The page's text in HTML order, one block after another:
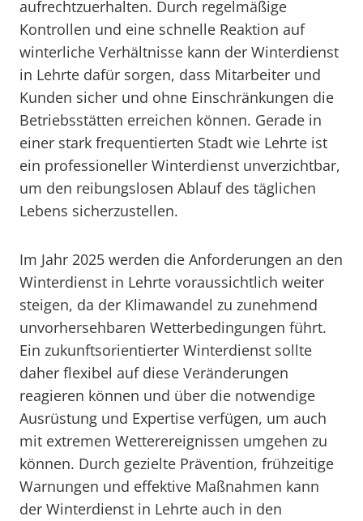
aufrechtzuerhalten. Durch regelmäßige
Kontrollen und eine schnelle Reaktion auf
winterliche Verhältnisse kann der Winterdienst
in Lehrte dafür sorgen, dass Mitarbeiter und
Kunden sicher und ohne Einschränkungen die
Betriebsstätten erreichen können. Gerade in
einer stark frequentierten Stadt wie Lehrte ist
ein professioneller Winterdienst unverzichtbar,
um den reibungslosen Ablauf des täglichen
Lebens sicherzustellen.
Im Jahr 2025 werden die Anforderungen an den
Winterdienst in Lehrte voraussichtlich weiter
steigen, da der Klimawandel zu zunehmend
unvorhersehbaren Wetterbedingungen führt.
Ein zukunftsorientierter Winterdienst sollte
daher flexibel auf diese Veränderungen
reagieren können und über die notwendige
Ausrüstung und Expertise verfügen, um auch
mit extremen Wetterereignissen umgehen zu
können. Durch gezielte Prävention, frühzeitige
Warnungen und effektive Maßnahmen kann
der Winterdienst in Lehrte auch in den